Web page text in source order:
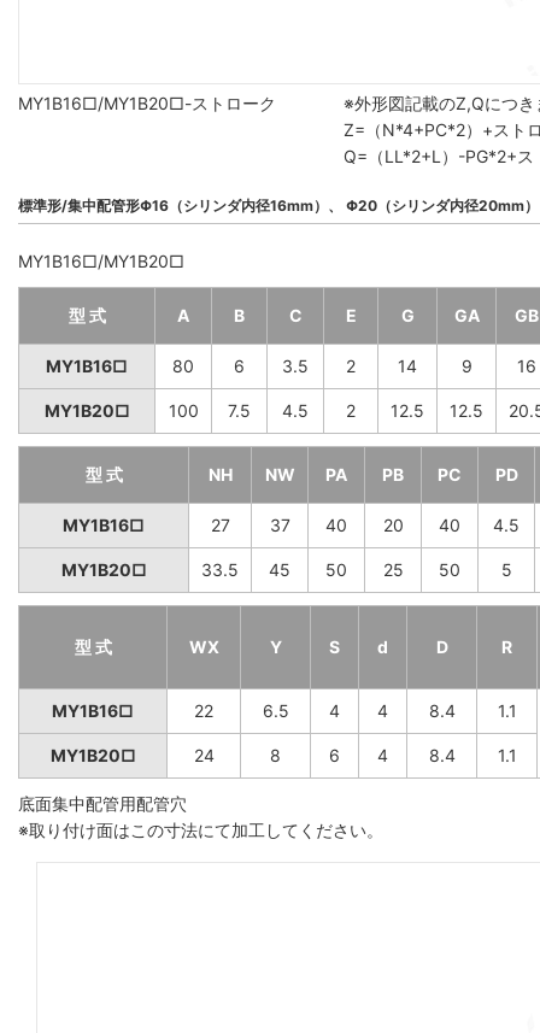
MY1B16□/MY1B20□-ストローク
※外形図記載のZ,Qにつ
Z=（N*4+PC*2）+スト
Q=（LL*2+L）-PG*2+ス
標準形/集中配管形Φ16（シリンダ内径16mm）、 Φ20（シリンダ内径20mm）
MY1B16□/MY1B20□
型 式 A B C E G GA GB
MY1B16□ 80 6 3.5 2 14 9 16
MY1B20□ 100 7.5 4.5 2 12.5 12.5
型 式 NH NW PA PB PC PD
MY1B16□ 27 37 40 20 40 4.5
MY1B20□ 33.5 45 50 25 50 5
型 式 WX Y S d D R
MY1B16□ 22 6.5 4 4 8.4 1.1
MY1B20□ 24 8 6 4 8.4 1.1
底面集中配管用配管穴
※取り付け面はこの寸法にて加工してください。